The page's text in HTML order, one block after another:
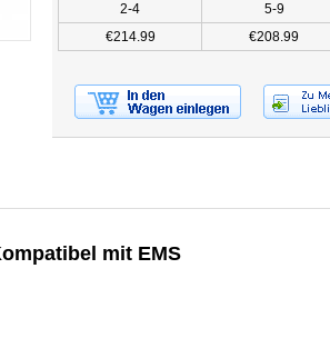
2-4
5-9
€214.99
€208.99
mit EMS